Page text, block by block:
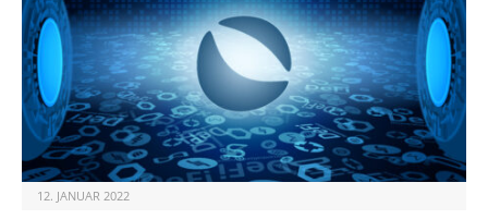
12. JANUAR 2022